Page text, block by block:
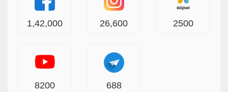
1,42,000 26,600 2500
8200 688